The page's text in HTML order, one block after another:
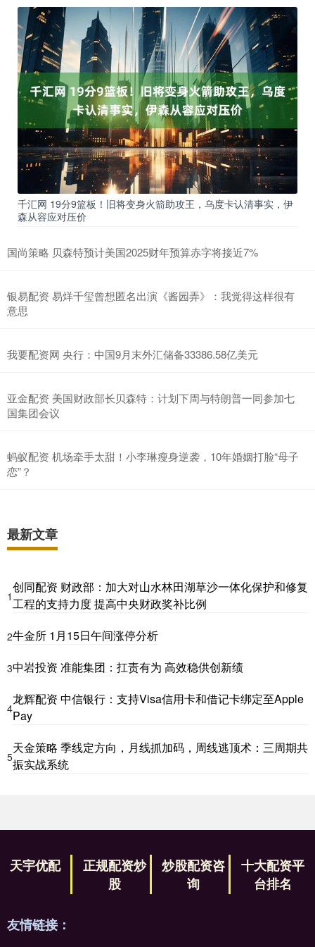
千汇网 19分9篮板！旧将变身火箭助攻王，乌度卡认清事实，伊
森从容应对压价
国尚策略 贝森特预计美国2025财年预算赤字将接近7%
银易配资 易烊千玺曾想匿名出演《酱园弄》：我觉得这样很有
意思
我要配资网 央行：中国9月末外汇储备33386.58亿美元
亚金配资 美国财政部长贝森特：计划下周与特朗普一同参加七
国集团会议
蚂蚁配资 机场牵手太甜！小李琳瘦身逆袭，10年婚姻打脸“母子
恋”？
最新文章
1
创同配资 财政部：加大对山水林田湖草沙一体化保护和修复
工程的支持力度 提高中央财政奖补比例
2牛金所 1月15日午间涨停分析
3中岩投资 准能集团：扛责有为 高效稳供创新绩
4
龙辉配资 中信银行：支持Visa信用卡和借记卡绑定至Apple
Pay
5
天金策略 季线定方向，月线抓加码，周线逃顶术：三周期共
振实战系统
天宇优配
正规配资炒
股
炒股配资咨
询
十大配资平
台排名
友情链接：